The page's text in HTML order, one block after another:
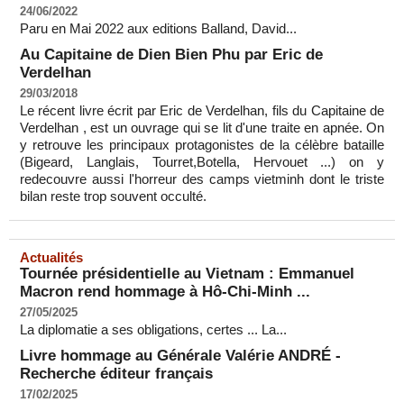
24/06/2022
Paru en Mai 2022 aux editions Balland, David...
Au Capitaine de Dien Bien Phu par Eric de
Verdelhan
29/03/2018
Le récent livre écrit par Eric de Verdelhan, fils du Capitaine de
Verdelhan , est un ouvrage qui se lit d'une traite en apnée. On
y retrouve les principaux protagonistes de la célèbre bataille
(Bigeard, Langlais, Tourret,Botella, Hervouet ...) on y
redecouvre aussi l'horreur des camps vietminh dont le triste
bilan reste trop souvent occulté.
Actualités
Tournée présidentielle au Vietnam : Emmanuel
Macron rend hommage à Hô-Chi-Minh ...
27/05/2025
La diplomatie a ses obligations, certes ... La...
Livre hommage au Générale Valérie ANDRÉ -
Recherche éditeur français
17/02/2025